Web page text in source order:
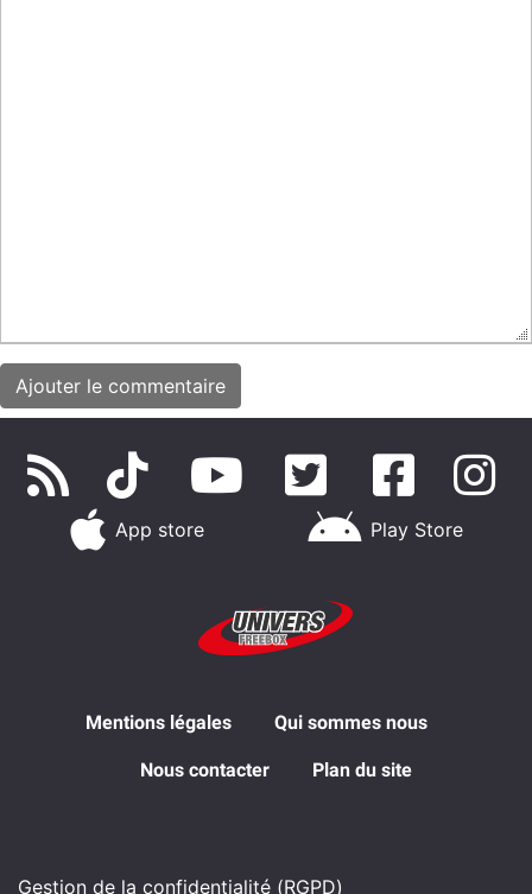
App store Play Store
Mentions légales Qui sommes nous
Nous contacter Plan du site
Gestion de la confidentialité (RGPD)